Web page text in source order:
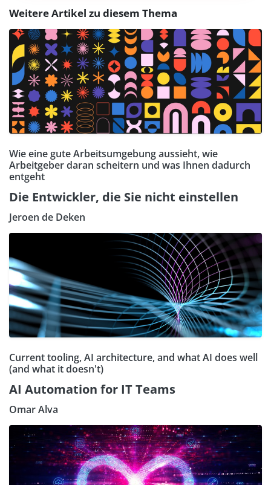
Weitere Artikel zu diesem Thema
Wie eine gute Arbeitsumgebung aussieht, wie
Arbeitgeber daran scheitern und was Ihnen dadurch
entgeht
Die Entwickler, die Sie nicht einstellen
Jeroen de Deken
Current tooling, AI architecture, and what AI does well
(and what it doesn't)
AI Automation for IT Teams
Omar Alva